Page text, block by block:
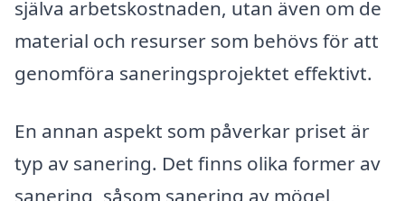
själva arbetskostnaden, utan även om de
material och resurser som behövs för att
genomföra saneringsprojektet effektivt.
En annan aspekt som påverkar priset är
typ av sanering. Det finns olika former av
sanering, såsom sanering av mögel,